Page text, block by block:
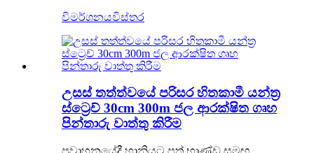
විමර්ශනයවිස්තර
උසස් තත්ත්වයේ පරිසර හිතකාමී යන්ත්‍ර
ස්ට්‍රෙච් 30cm 300m ජල ආරක්ෂිත ගෘහ
පින්තාරු වාත්තු කිරීම